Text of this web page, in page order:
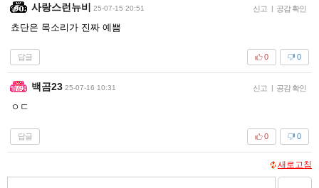
사랑스런뉴비 25-07-15 20:51 신고 | 공감 확인
쵸단은 목소리가 진짜 예쁨
답글 0
0
백곰23 25-07-16 10:31 신고 | 공감 확인
ㅇㄷ
답글 0
0
새로고침